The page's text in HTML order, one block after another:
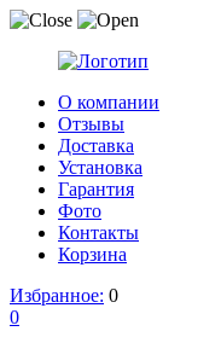
О компании
Отзывы
Доставка
Установка
Гарантия
Фото
Контакты
Корзина
Избранное: 0
0